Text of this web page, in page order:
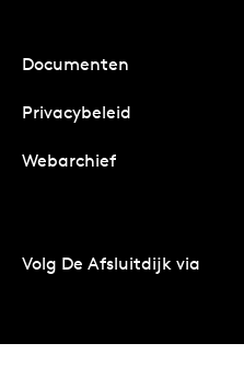
Documenten
Privacybeleid
Webarchief
Volg De Afsluitdijk via